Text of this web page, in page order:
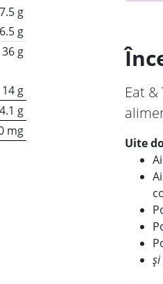
7.5 g
6.5 g
36 g
14 g
4.1 g
mg
Eat
Uite